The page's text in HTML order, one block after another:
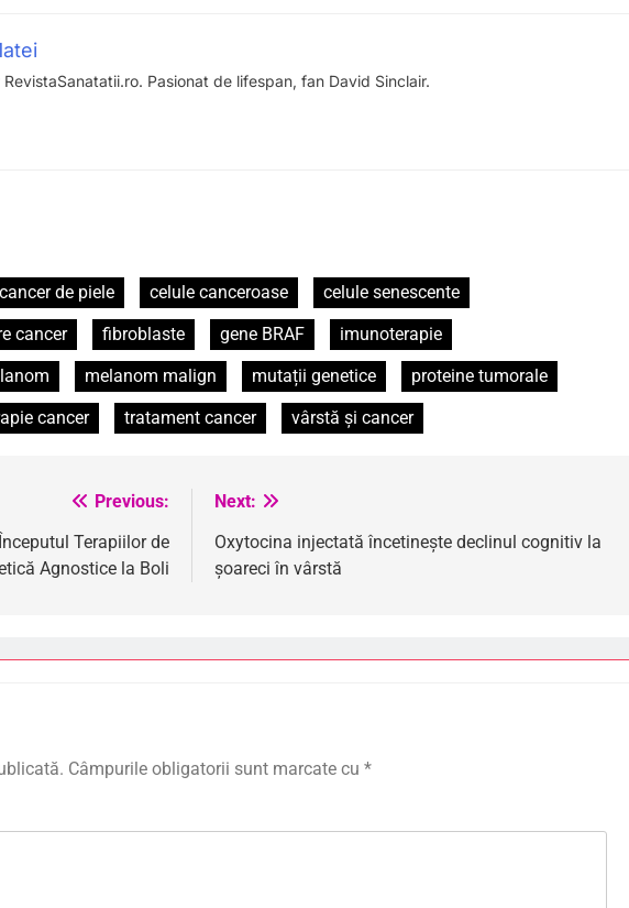
RevistaSanatatii.ro. Pasionat de lifespan, fan David Sinclair.
cancer de piele celule canceroase
celule senescente
cancer fibroblaste gene BRAF
imunoterapie
melanom malign mutații genetice
proteine tumorale
cancer tratament cancer vârstă și cancer
Previous:
Terapiilor de
Agnostice la Boli
Next:
Oxytocina injectată încetinește declinul cognitiv la
șoareci în vârstă
Câmpurile obligatorii sunt marcate cu *